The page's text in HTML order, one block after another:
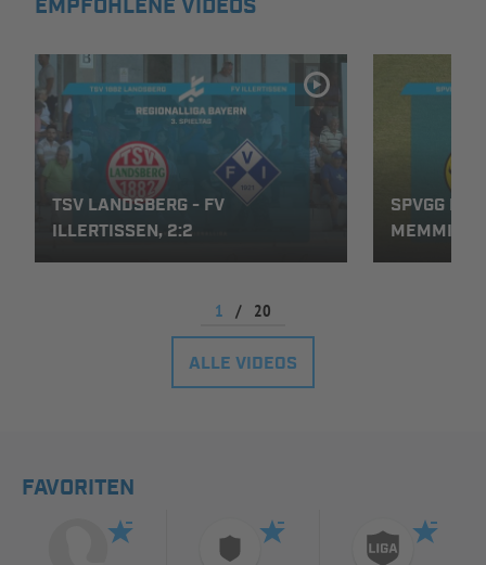
EMPFOHLENE VIDEOS
TSV LANDSBERG - FV
ILLERTISSEN, 2:2
SPVGG
1 / 20
ALLE VIDEOS
FAVORITEN